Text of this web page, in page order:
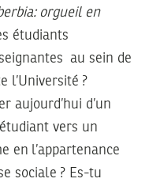
orgueil en
étudiants
au sein de
l’Université ?
aujourd’hui d’un
vers un
en l’appartenance
sociale ? Es-tu